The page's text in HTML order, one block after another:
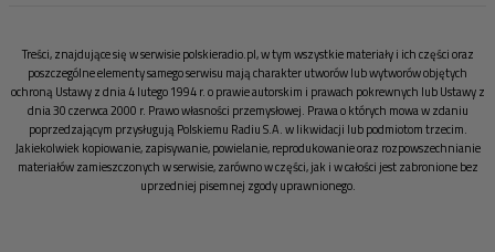
Treści, znajdujące się w serwisie polskieradio.pl, w tym wszystkie materiały i ich części oraz
poszczególne elementy samego serwisu mają charakter utworów lub wytworów objętych
ochroną Ustawy z dnia 4 lutego 1994 r. o prawie autorskim i prawach pokrewnych lub Ustawy z
dnia 30 czerwca 2000 r. Prawo własności przemysłowej. Prawa o których mowa w zdaniu
poprzedzającym przysługują Polskiemu Radiu S.A. w likwidacji lub podmiotom trzecim.
Jakiekolwiek kopiowanie, zapisywanie, powielanie, reprodukowanie oraz rozpowszechnianie
materiałów zamieszczonych w serwisie, zarówno w części, jak i w całości jest zabronione bez
uprzedniej pisemnej zgody uprawnionego.